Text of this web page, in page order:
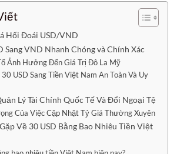
Hối Đoái USD/VND
Sang VND Nhanh Chóng và Chính Xác
Ảnh Hưởng Đến Giá Trị Đô La Mỹ
USD Sang Tiền Việt Nam An Toàn Và Uy
Lý Tài Chính Quốc Tế Và Đổi Ngoại Tệ
Của Việc Cập Nhật Tỷ Giá Thường Xuyên
Về 30 USD Bằng Bao Nhiêu Tiền Việt